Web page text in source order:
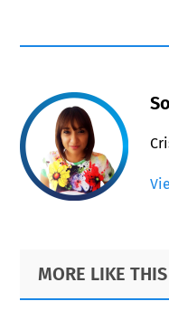
Primary
Sidebar
Footer
MORE LIKE THIS